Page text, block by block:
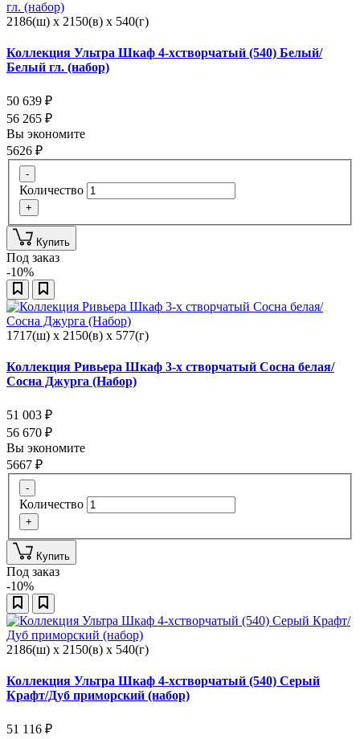
2186(ш) x 2150(в) x 540(г)
Коллекция Ультра Шкаф 4-хстворчатый (540) Белый/
Белый гл. (набор)
50 639 ₽
56 265 ₽
Вы экономите
5626 ₽
-
Количество
+
Купить
Под заказ
-10%
1717(ш) x 2150(в) x 577(г)
Коллекция Ривьера Шкаф 3-х створчатый Сосна белая/
Сосна Джурга (Набор)
51 003 ₽
56 670 ₽
Вы экономите
5667 ₽
-
Количество
+
Купить
Под заказ
-10%
2186(ш) x 2150(в) x 540(г)
Коллекция Ультра Шкаф 4-хстворчатый (540) Серый
Крафт/Дуб приморский (набор)
51 116 ₽